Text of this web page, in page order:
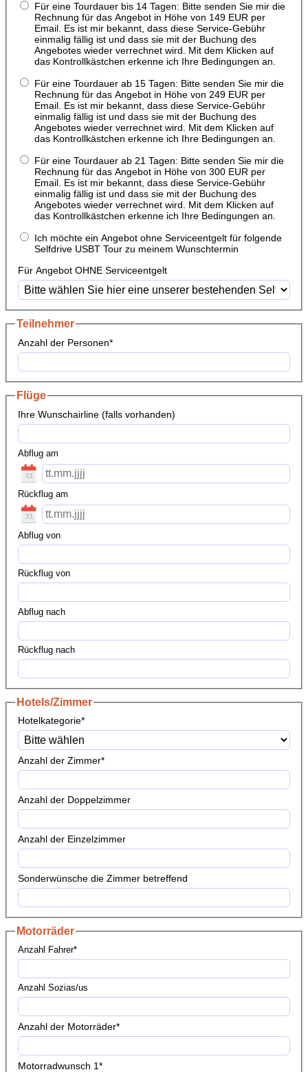
Für eine Tourdauer bis 14 Tagen: Bitte senden Sie mir die
Rechnung für das Angebot in Höhe von 149 EUR per
Email. Es ist mir bekannt, dass diese Service-Gebühr
einmalig fällig ist und dass sie mit der Buchung des
Angebotes wieder verrechnet wird. Mit dem Klicken auf
das Kontrollkästchen erkenne ich Ihre Bedingungen an.
Für eine Tourdauer ab 15 Tagen: Bitte senden Sie mir die
Rechnung für das Angebot in Höhe von 249 EUR per
Email. Es ist mir bekannt, dass diese Service-Gebühr
einmalig fällig ist und dass sie mit der Buchung des
Angebotes wieder verrechnet wird. Mit dem Klicken auf
das Kontrollkästchen erkenne ich Ihre Bedingungen an.
Für eine Tourdauer ab 21 Tagen: Bitte senden Sie mir die
Rechnung für das Angebot in Höhe von 300 EUR per
Email. Es ist mir bekannt, dass diese Service-Gebühr
einmalig fällig ist und dass sie mit der Buchung des
Angebotes wieder verrechnet wird. Mit dem Klicken auf
das Kontrollkästchen erkenne ich Ihre Bedingungen an.
Ich möchte ein Angebot ohne Serviceentgelt für folgende
Selfdrive USBT Tour zu meinem Wunschtermin
Für Angebot OHNE Serviceentgelt
Teilnehmer
Anzahl der Personen*
Flüge
Ihre Wunschairline (falls vorhanden)
Abflug am
Rückflug am
Abflug von
Rückflug von
Abflug nach
Rückflug nach
Hotels/Zimmer
Hotelkategorie*
Anzahl der Zimmer*
Anzahl der Doppelzimmer
Anzahl der Einzelzimmer
Sonderwünsche die Zimmer betreffend
Motorräder
Anzahl Fahrer*
Anzahl Sozias/us
Anzahl der Motorräder*
Motorradwunsch 1*